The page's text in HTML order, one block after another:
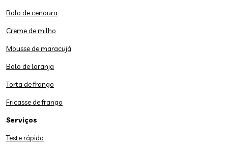
Bolo de cenoura
Creme de milho
Mousse de maracujá
Bolo de laranja
Torta de frango
Fricasse de frango
Serviços
Teste rápido